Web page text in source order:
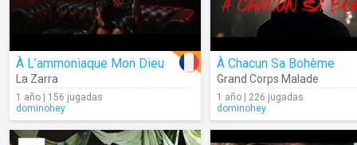
À L’ammoniaque Mon Dieu
La Zarra
1 año | 156 jugadas
dominohey
À Chacun Sa Bohème
Grand Corps Malade
1 año | 226 jugadas
dominohey